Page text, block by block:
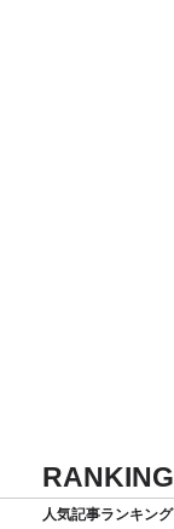
RANKING
人気記事ランキング